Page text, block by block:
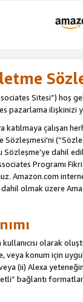
Sitesi”) hoş
pazarlama ilişkinizi
katılmaya çalışan
Sözleşmesi'ni
dahil
Programı
Amazon.com
dahil olmak üzere
olarak
veya konum için
(ii) Alexa
bağlantı